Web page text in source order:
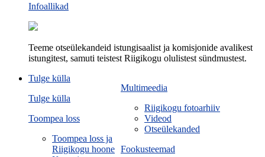
Infoallikad
Teeme otseülekandeid istungisaalist ja komisjonide avalikest
istungitest, samuti teistest Riigikogu olulistest sündmustest.
Multimeedia
Riigikogu fotoarhiiv
Videod
Otseülekanded
Fookusteemad
Tulge külla
Tulge külla
Toompea loss
Toompea loss ja
Riigikogu hoone